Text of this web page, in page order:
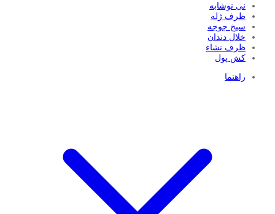
نی نوشابه
ظرف ژله
سیخ جوجه
خلال دندان
ظرف نشاء
کش پول
راهنما